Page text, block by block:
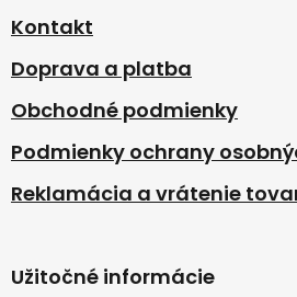
e
Kontakt
Doprava a platba
Obchodné podmienky
Podmienky ochrany
Reklamácia a vrátenie
Užitočné informácie